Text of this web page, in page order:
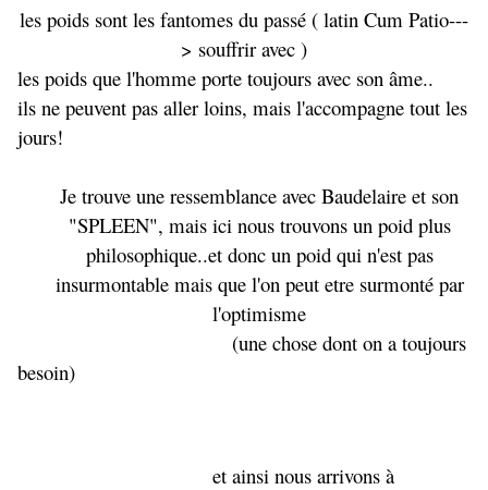
les poids sont les fantomes du passé ( latin Cum Patio---
> souffrir avec )
les poids que l'homme porte toujours avec son âme..
ils ne peuvent pas aller loins, mais l'accompagne tout les
jours!
Je trouve une ressemblance avec Baudelaire et son
"SPLEEN", mais ici nous trouvons un poid plus
philosophique..et donc un poid qui n'est pas
insurmontable mais que l'on peut etre surmonté par
l'optimisme
(une chose dont on a toujours
besoin)
et ainsi nous arrivons à